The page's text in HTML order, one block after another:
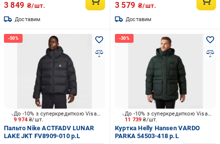
3 849 ₴/шт.
Доставим
3 579 ₴/шт.
Доставим
9 974₴/шт.
До -10% з суперкредиткою Visa Вигода
Пальто Nike ACTFADV LUNAR
LAKE JKT FV8909-010 р.L
11 739₴/шт.
До -10% з суперкредиткою Visa Вигода
Куртка Helly Hansen VARDO
PARKA 54503-418 р.L